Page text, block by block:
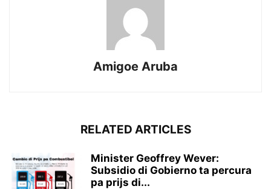
Amigoe Aruba
RELATED ARTICLES
Minister Geoffrey Wever:
Subsidio di Gobierno ta percura
pa prijs di...